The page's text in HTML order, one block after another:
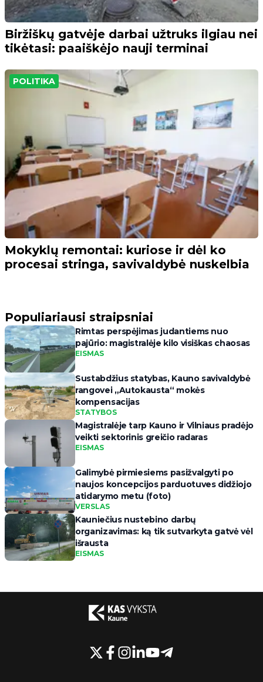
Biržiškų gatvėje darbai užtruks ilgiau nei
tikėtasi: paaiškėjo nauji terminai
POLITIKA
Mokyklų remontai: kuriose ir dėl ko
procesai stringa, savivaldybė nuskelbia
Populiariausi straipsniai
Rimtas perspėjimas judantiems nuo
pajūrio: magistralėje kilo visiškas chaosas
EISMAS
Sustabdžius statybas, Kauno savivaldybė
rangovei „Autokausta“ mokės
kompensacijas
STATYBOS
Magistralėje tarp Kauno ir Vilniaus pradėjo
veikti sektorinis greičio radaras
EISMAS
Galimybė pirmiesiems pasižvalgyti po
naujos koncepcijos parduotuves didžiojo
atidarymo metu (foto)
VERSLAS
Kauniečius nustebino darbų
organizavimas: ką tik sutvarkyta gatvė vėl
išrausta
EISMAS